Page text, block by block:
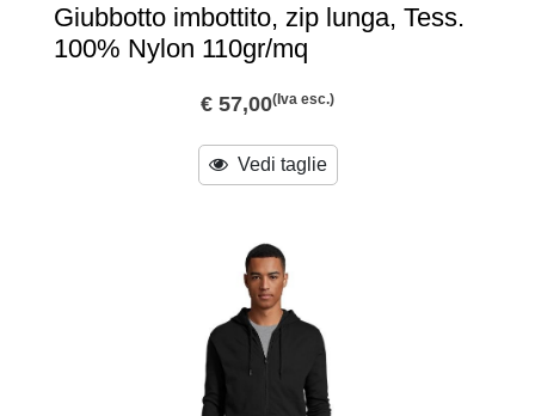
Giubbotto imbottito, zip lunga, Tess.
100% Nylon 110gr/mq
€ 57,00(Iva esc.)
Vedi taglie